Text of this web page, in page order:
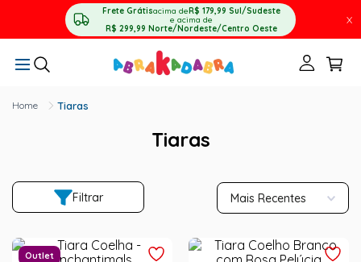
Frete Grátisacima deR$ 179,99 Sul/Sudeste
e acima de
R$ 299,99 Norte/Nordeste/Centro Oeste
X
Tiaras
Tiaras
Filtrar Mais Recentes
Outlet